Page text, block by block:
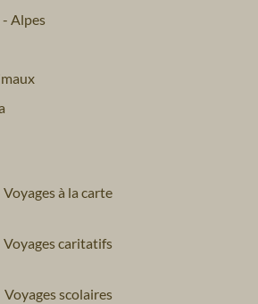
- Alpes
Voyages à la carte
Voyages caritatifs
Voyages scolaires